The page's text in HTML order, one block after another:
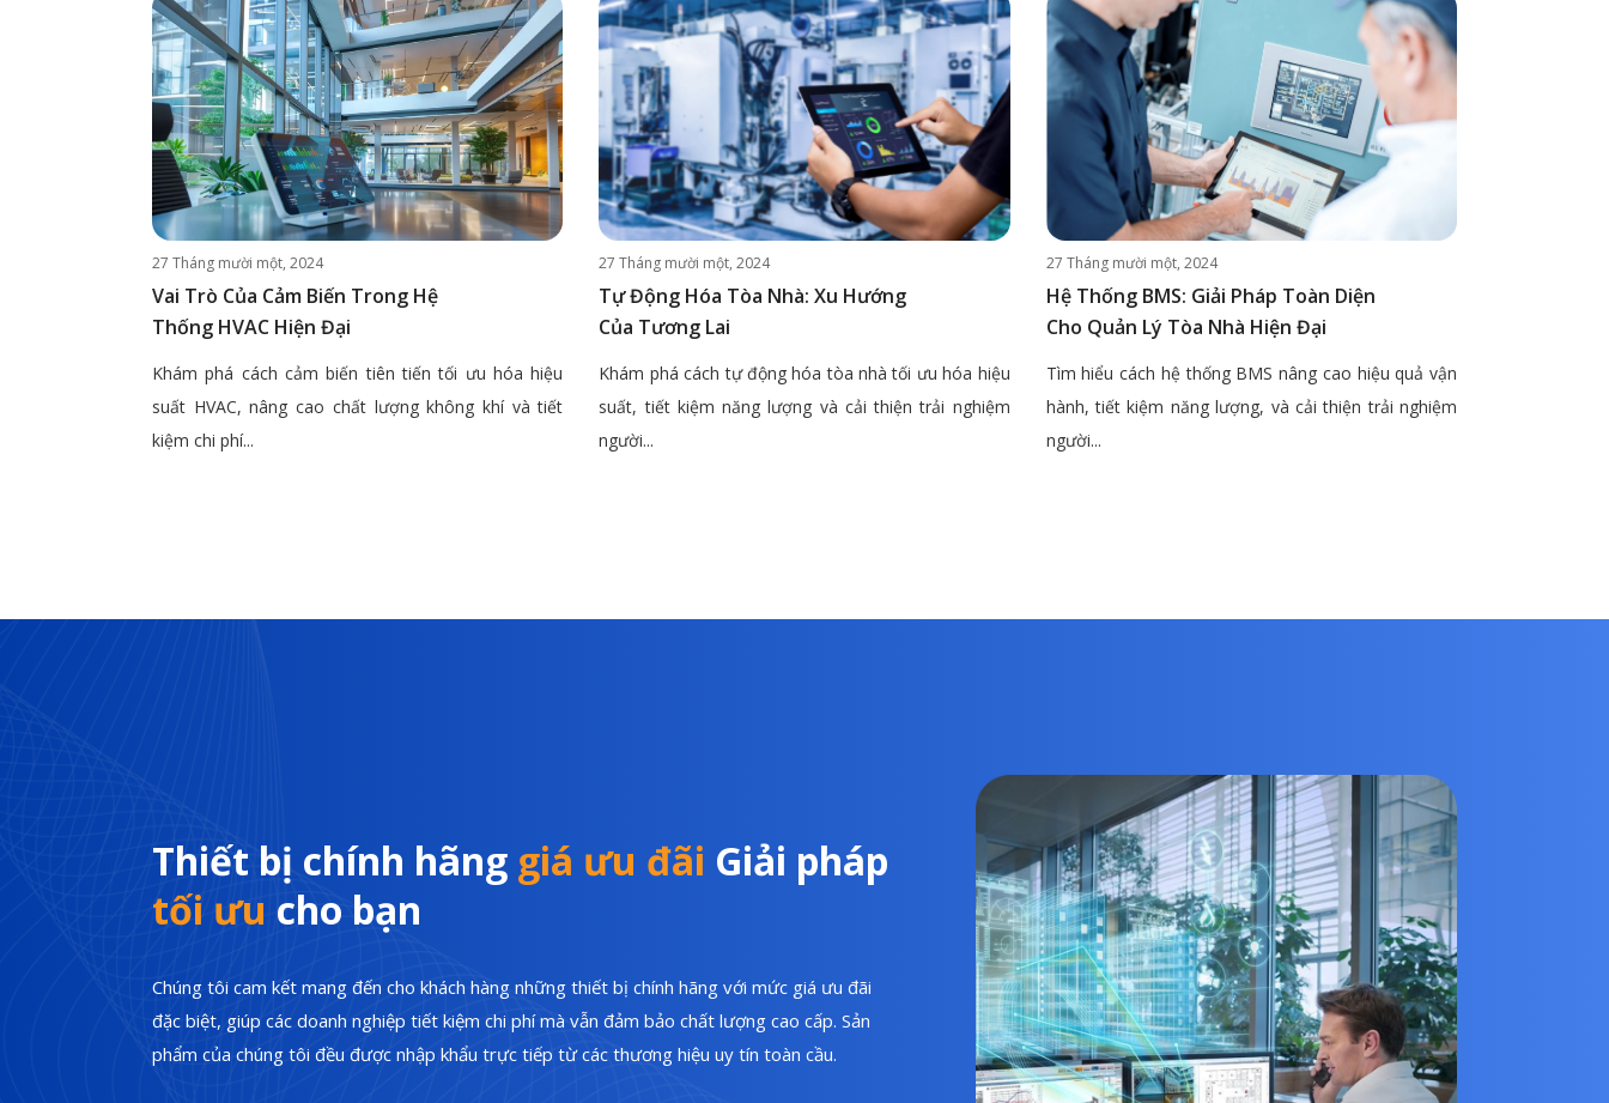
27 Tháng mười một, 2024
Vai Trò Của Cảm Biến Trong Hệ
Thống HVAC Hiện Đại
Khám phá cách cảm biến tiên tiến tối ưu hóa hiệu
suất HVAC, nâng cao chất lượng không khí và tiết
kiệm chi phí...
27 Tháng mười một, 2024
Tự Động Hóa Tòa Nhà: Xu Hướng
Của Tương Lai
Khám phá cách tự động hóa tòa nhà tối ưu hóa hiệu
suất, tiết kiệm năng lượng và cải thiện trải nghiệm
người...
27 Tháng mười một, 2024
Hệ Thống BMS: Giải Pháp Toàn Diện
Cho Quản Lý Tòa Nhà Hiện Đại
Tìm hiểu cách hệ thống BMS nâng cao hiệu quả vận
hành, tiết kiệm năng lượng, và cải thiện trải nghiệm
người...
Thiết bị chính hãng giá ưu đãi Giải pháp
tối ưu cho bạn
Chúng tôi cam kết mang đến cho khách hàng những thiết bị chính hãng với mức giá ưu đãi
đặc biệt, giúp các doanh nghiệp tiết kiệm chi phí mà vẫn đảm bảo chất lượng cao cấp. Sản
phẩm của chúng tôi đều được nhập khẩu trực tiếp từ các thương hiệu uy tín toàn cầu.